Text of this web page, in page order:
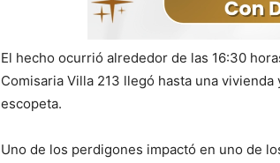
El hecho ocurrió alrededor de las 16:30
Comisaria Villa 213 llegó hasta una
escopeta.
Uno de los perdigones impactó en uno de